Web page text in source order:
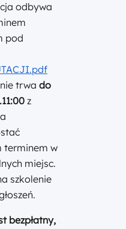
odbywa
pod
trwa do
z
terminem w
miejsc.
szkolenie
bezpłatny,